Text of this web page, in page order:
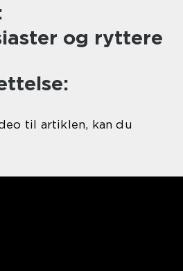
og ryttere
til artiklen, kan du